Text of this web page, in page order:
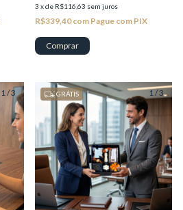
3 xde R$116,63 sem juros
R$339,40com Pague com PIX
1/3 1/3
GRÁTIS